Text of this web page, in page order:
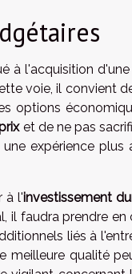
à l'acquisition
voie, il convient
options
et de ne pas
expérience
à l'investissement
il faudra prendre
liés à
meilleure qualité